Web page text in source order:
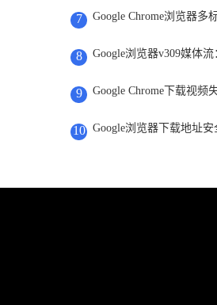
7 Google Chrome浏览器多
8 Google浏览器v309媒体
9 Google Chrome下载视频
10 Google浏览器下载地址